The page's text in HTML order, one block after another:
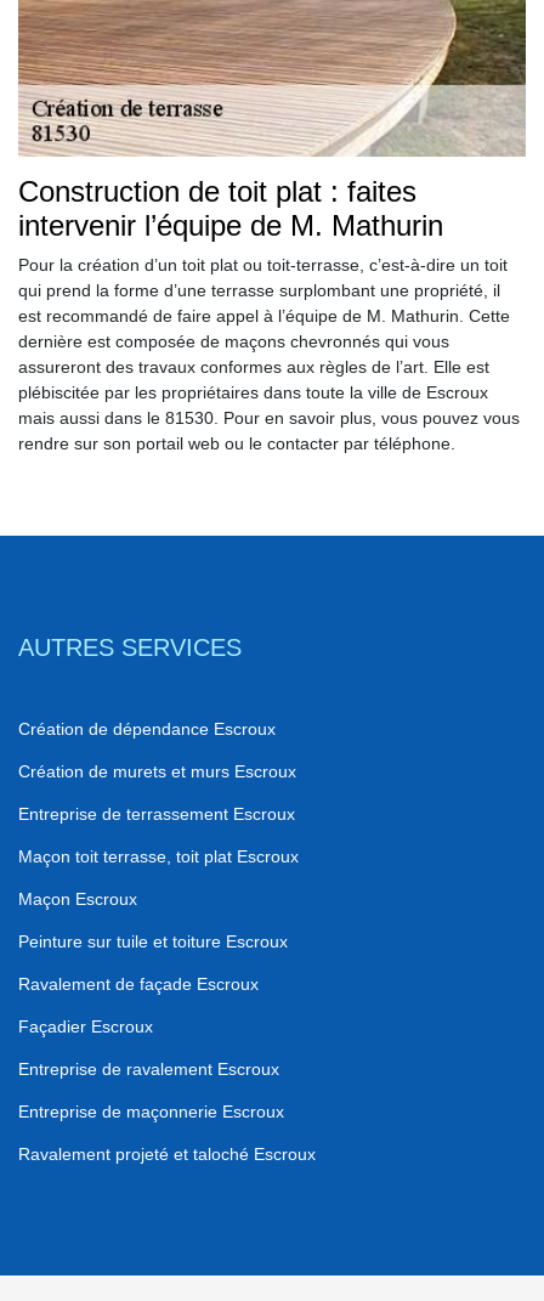
Construction de toit plat : faites
intervenir l’équipe de M. Mathurin
Pour la création d’un toit plat ou toit-terrasse, c’est-à-dire un toit
qui prend la forme d’une terrasse surplombant une propriété, il
est recommandé de faire appel à l’équipe de M. Mathurin. Cette
dernière est composée de maçons chevronnés qui vous
assureront des travaux conformes aux règles de l’art. Elle est
plébiscitée par les propriétaires dans toute la ville de Escroux
mais aussi dans le 81530. Pour en savoir plus, vous pouvez vous
rendre sur son portail web ou le contacter par téléphone.
AUTRES SERVICES
Création de dépendance Escroux
Création de murets et murs Escroux
Entreprise de terrassement Escroux
Maçon toit terrasse, toit plat Escroux
Maçon Escroux
Peinture sur tuile et toiture Escroux
Ravalement de façade Escroux
Façadier Escroux
Entreprise de ravalement Escroux
Entreprise de maçonnerie Escroux
Ravalement projeté et taloché Escroux